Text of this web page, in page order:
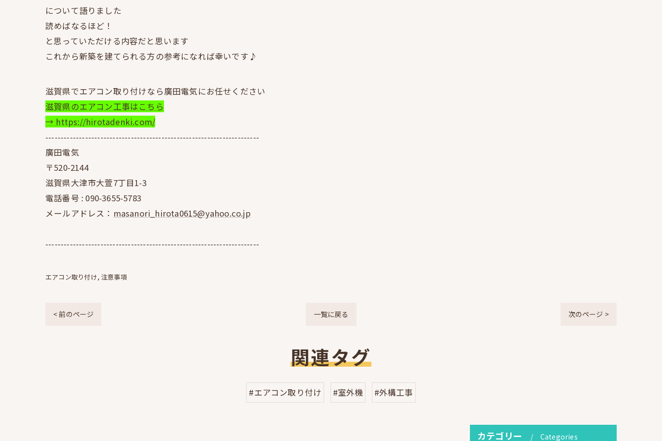
について語りました
読めばなるほど！
と思っていただける内容だと思います
これから新築を建てられる方の参考になれば幸いです♪
滋賀県でエアコン取り付けなら廣田電気にお任せください
滋賀県のエアコン工事はこちら
→ https://hirotadenki.com/
----------------------------------------------------------------------
廣田電気
〒520-2144
滋賀県大津市大萱7丁目1-3
電話番号 : 090-3655-5783
メールアドレス： masanori_hirota0615@yahoo.co.jp
----------------------------------------------------------------------
エアコン取り付け 注意事項
< 前のページ 一覧に戻る 次のページ >
関連タグ
#エアコン取り付け #室外機 #外構工事
カテゴリー Categories